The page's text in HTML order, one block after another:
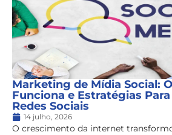
Marketing de Mídia Social:
Funciona e Estratégias
Redes Sociais
14 julho, 2026
O crescimento da internet